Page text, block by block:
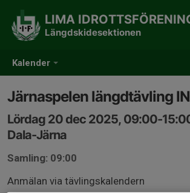
Kalender
LIMA
Längdskidesektionen
Järnaspelen längdtävling
Lördag 20 dec 2025, 09:00-
Dala-Järna
Samling: 09:00
Anmälan via tävlingskalendern